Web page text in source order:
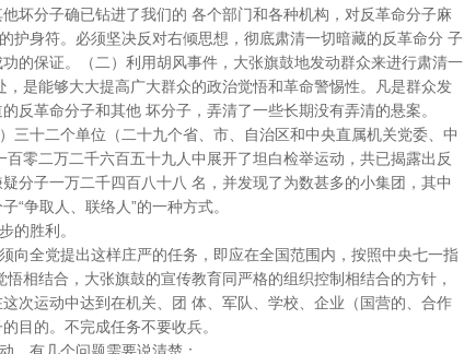
坏分子确已钻进了我们的 各个部门和各种机构，对反革命分子麻
护身符。必须坚决反对右倾思想，彻底肃清一切暗藏的反革命分 子
的保证。（二）利用胡风事件，大张旗鼓地发动群众来进行肃清一
是能够大大提高广大群众的政治觉悟和革命警惕性。凡是群众发
反革命分子和其他 坏分子，弄清了一些长期没有弄清的悬案。
十二个单位（二十九个省、市、自治区和中央直属机关党委、中
零二万二千六百五十九人中展开了坦白检举运动，共已揭露出反
分子一万二千四百八十八 名，并发现了为数甚多的小集团，其中
“争取人、联络人”的一种方式。
的胜利。
全党提出这样庄严的任务，即应在全国范围内，按照中央七一指
相结合，大张旗鼓的宣传教育同严格的组织控制相结合的方针，
次运动中达到在机关、团 体、军队、学校、企业（国营的、合作
目的。不完成任务不要收兵。